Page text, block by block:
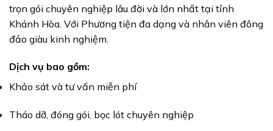
trọn gói chuyên nghiệp lâu đời và lớn nhất tại tỉnh
Khánh Hòa. Với Phương tiện đa dạng và nhân viên đông
đảo giàu kinh nghiệm.
Dịch vụ bao gồm:
Khảo sát và tư vấn miễn phí
Tháo dỡ, đóng gói, bọc lót chuyên nghiệp